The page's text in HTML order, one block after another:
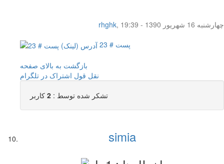
rhghk,
چهار‌شنبه 16 شهریور 1390 - 19:39
پست # 23
بازگشت به بالای صفحه
نقل قول اشتراک در تلگرام
تشکر شده توسط : 2 کاربر
simia